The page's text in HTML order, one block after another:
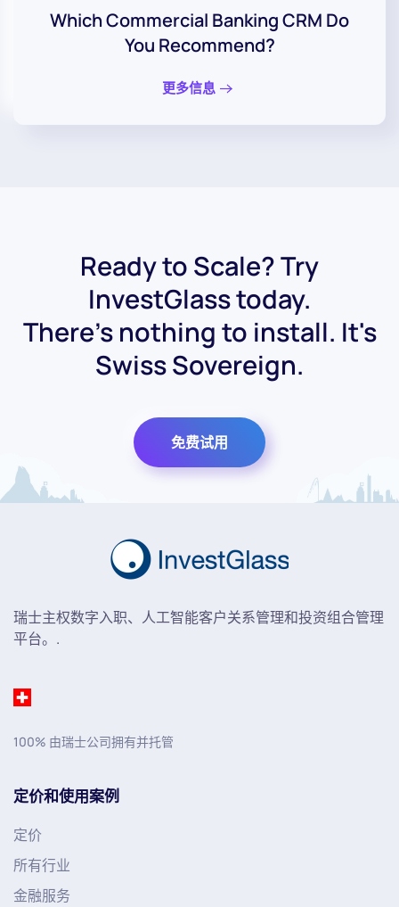
Which Commercial Banking CRM Do
You Recommend?
更多信息
Ready to Scale? Try
InvestGlass today.
There's nothing to install. It's
Swiss Sovereign.
免费试用
瑞士主权数字入职、人工智能客户关系管理和投资组合管理
平台。.
100% 由瑞士公司拥有并托管
定价和使用案例
定价
所有行业
金融服务